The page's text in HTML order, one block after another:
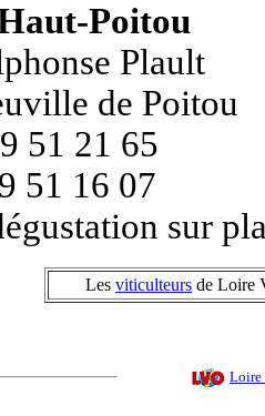
Poitou
Plault
de Poitou
51 21 65
51 16 07
sur
Les viticulteurs de Loire
Loire